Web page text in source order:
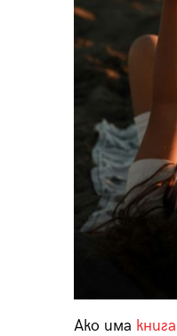
Ако има книга